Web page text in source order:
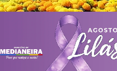
CONHEÇA MEDIANEIRA